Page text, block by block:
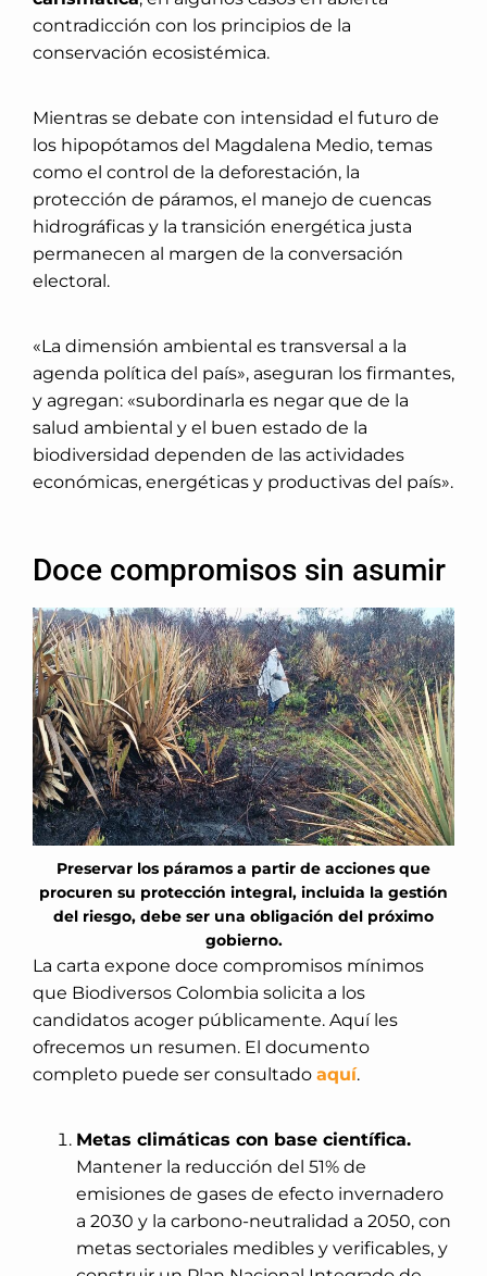
contradicción con los principios de la
conservación ecosistémica.
Mientras se debate con intensidad el futuro de
los hipopótamos del Magdalena Medio, temas
como el control de la deforestación, la
protección de páramos, el manejo de cuencas
hidrográficas y la transición energética justa
permanecen al margen de la conversación
electoral.
«La dimensión ambiental es transversal a la
agenda política del país», aseguran los firmantes,
y agregan: «subordinarla es negar que de la
salud ambiental y el buen estado de la
biodiversidad dependen de las actividades
económicas, energéticas y productivas del país».
Doce compromisos sin asumir
Preservar los páramos a partir de acciones que
procuren su protección integral, incluida la gestión
del riesgo, debe ser una obligación del próximo
gobierno.
La carta expone doce compromisos mínimos
que Biodiversos Colombia solicita a los
candidatos acoger públicamente. Aquí les
ofrecemos un resumen. El documento
completo puede ser consultado aquí.
Metas climáticas con base científica.
Mantener la reducción del 51% de
emisiones de gases de efecto invernadero
a 2030 y la carbono-neutralidad a 2050, con
metas sectoriales medibles y verificables, y